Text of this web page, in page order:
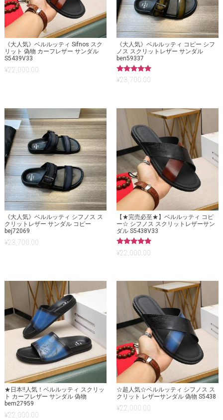
《大人気》ベルルッティ Sifnos スク
リット 偽物 カーフレザー サンダル
S5439V33
¥22,000.00
《大人気》ベルルッティ コピー シフ
ノス スクリットレザー サンダル
ben59337
5段階中
5.00
¥23,700.00
《大人気》ベルルッティ シフノス ス
クリットレザー サンダル コピー
bej72069
¥23,700.00
【★完売必至★】ベルルッティ コピ
ー☆ シフノス スクリットレザーサン
ダル S5438V33
5段階中
5.00
¥22,000.00
★日本!!人気！ベルルッティ スクリッ
ト カーフレザー サンダル 偽物
bem27959
¥22,000.00
☆超人気☆ベルルッティ シフノス ス
クリット レザーサンダル 偽物 S5438
¥22,000.00